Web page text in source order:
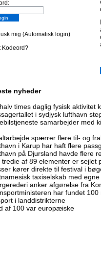
mig (Automatisk login)
Kodeord?
nyheder
times daglig fysisk aktivitet
i sydjysk lufthavn
samarbejder med
spærrer flere til- og
i Karup har haft flere
på Djursland havde flere
tredie af 89 elementer er sejlet
kører direkte til festival i
taxiselskab med
anker afgørelse fra
har fundet
i landdistrikterne
af 100 var europæiske